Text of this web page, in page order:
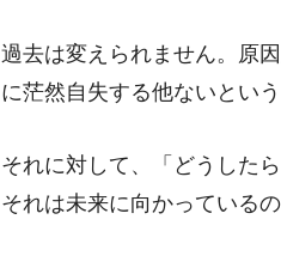
過去は変えられません。原
に茫然自失する他ないとい
それに対して、「どうした
それは未来に向かっている